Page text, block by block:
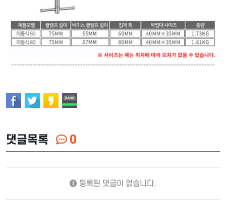
댓글목록 0
등록된 댓글이 없습니다.